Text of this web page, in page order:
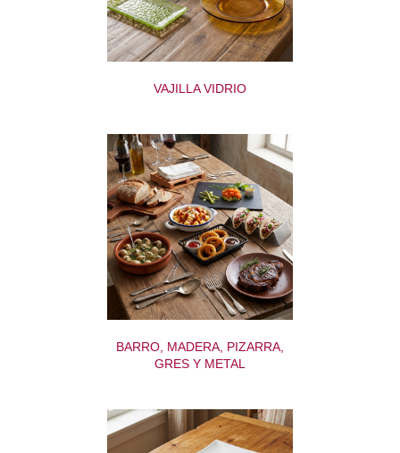
VAJILLA VIDRIO
BARRO, MADERA, PIZARRA,
GRES Y METAL